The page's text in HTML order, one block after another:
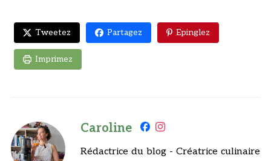
Tweetez Partagez Epinglez
Imprimez
Caroline
Rédactrice du blog - Créatrice culinaire